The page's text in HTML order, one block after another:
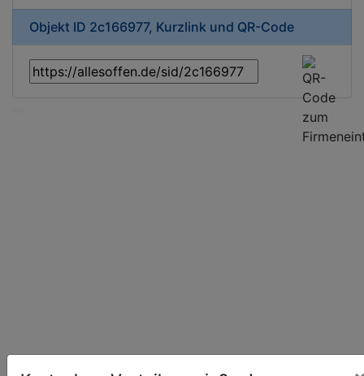
Objekt ID 2c166977, Kurzlink und QR-Code